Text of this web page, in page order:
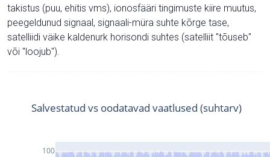
takistus (puu, ehitis vms), ionosfääri tingimuste kiire muutus,
peegeldunud signaal, signaali-müra suhte kõrge tase,
satelliidi väike kaldenurk horisondi suhtes (satelliit "tõuseb"
või "loojub").
100
Salvestatud vs oodatavad vaatlused (suhtarv)